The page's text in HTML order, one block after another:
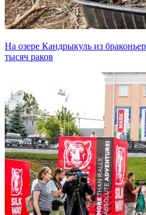
На озере Кандрыкуль из
тысяч раков